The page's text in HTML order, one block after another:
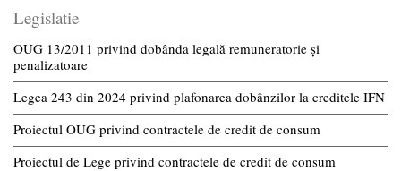
Legislatie
OUG 13/2011 privind dobânda legală remuneratorie și
penalizatoare
Legea 243 din 2024 privind plafonarea dobânzilor la creditele IFN
Proiectul OUG privind contractele de credit de consum
Proiectul de Lege privind contractele de credit de consum